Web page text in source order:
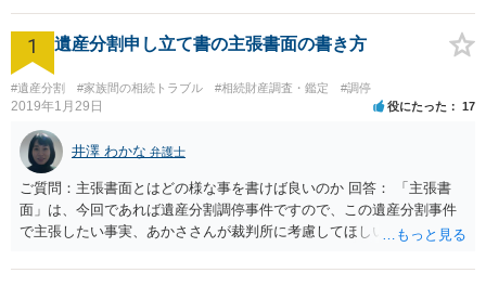
1 遺産分割申し立て書の主張書面の書き方
#遺産分割 #家族間の相続トラブル #相続財産調査・鑑定 #調停
2019年1月29日 役にたった 17
井澤 わかな 弁護士
ご質問：主張書面とはどの様な事を書けば良いのか 回答： 「主張書
面」は、今回であれば遺産分割調停事件ですので、この遺産分割事件
で主張したい事実、あかささんが裁判所に考慮してほしいと思う、亡
ります。 もし、主張したい事実や考慮してほしい事情に関連して